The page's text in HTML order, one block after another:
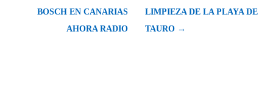
BOSCH EN CANARIAS
AHORA RADIO
LIMPIEZA DE LA PLAYA DE
TAURO →